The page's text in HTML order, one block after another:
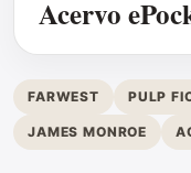
Acervo
FARWEST PULP
JAMES MONROE